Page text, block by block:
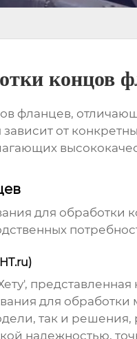
концов
фланцев,
от
для обработки
для обработки
так и
надежностью,